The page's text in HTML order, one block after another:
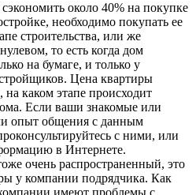
около 40% на покупке
необходимо покупать ее
строительства, или же
то есть когда дом
на бумаге, и только у
Цена квартиры
на каком этапе происходит
Если ваши знакомые или
опыт общения с данным
с ними, или
в Интернете.
очень распространенный, это
у компании подрядчика. Как
имеют проблемы с